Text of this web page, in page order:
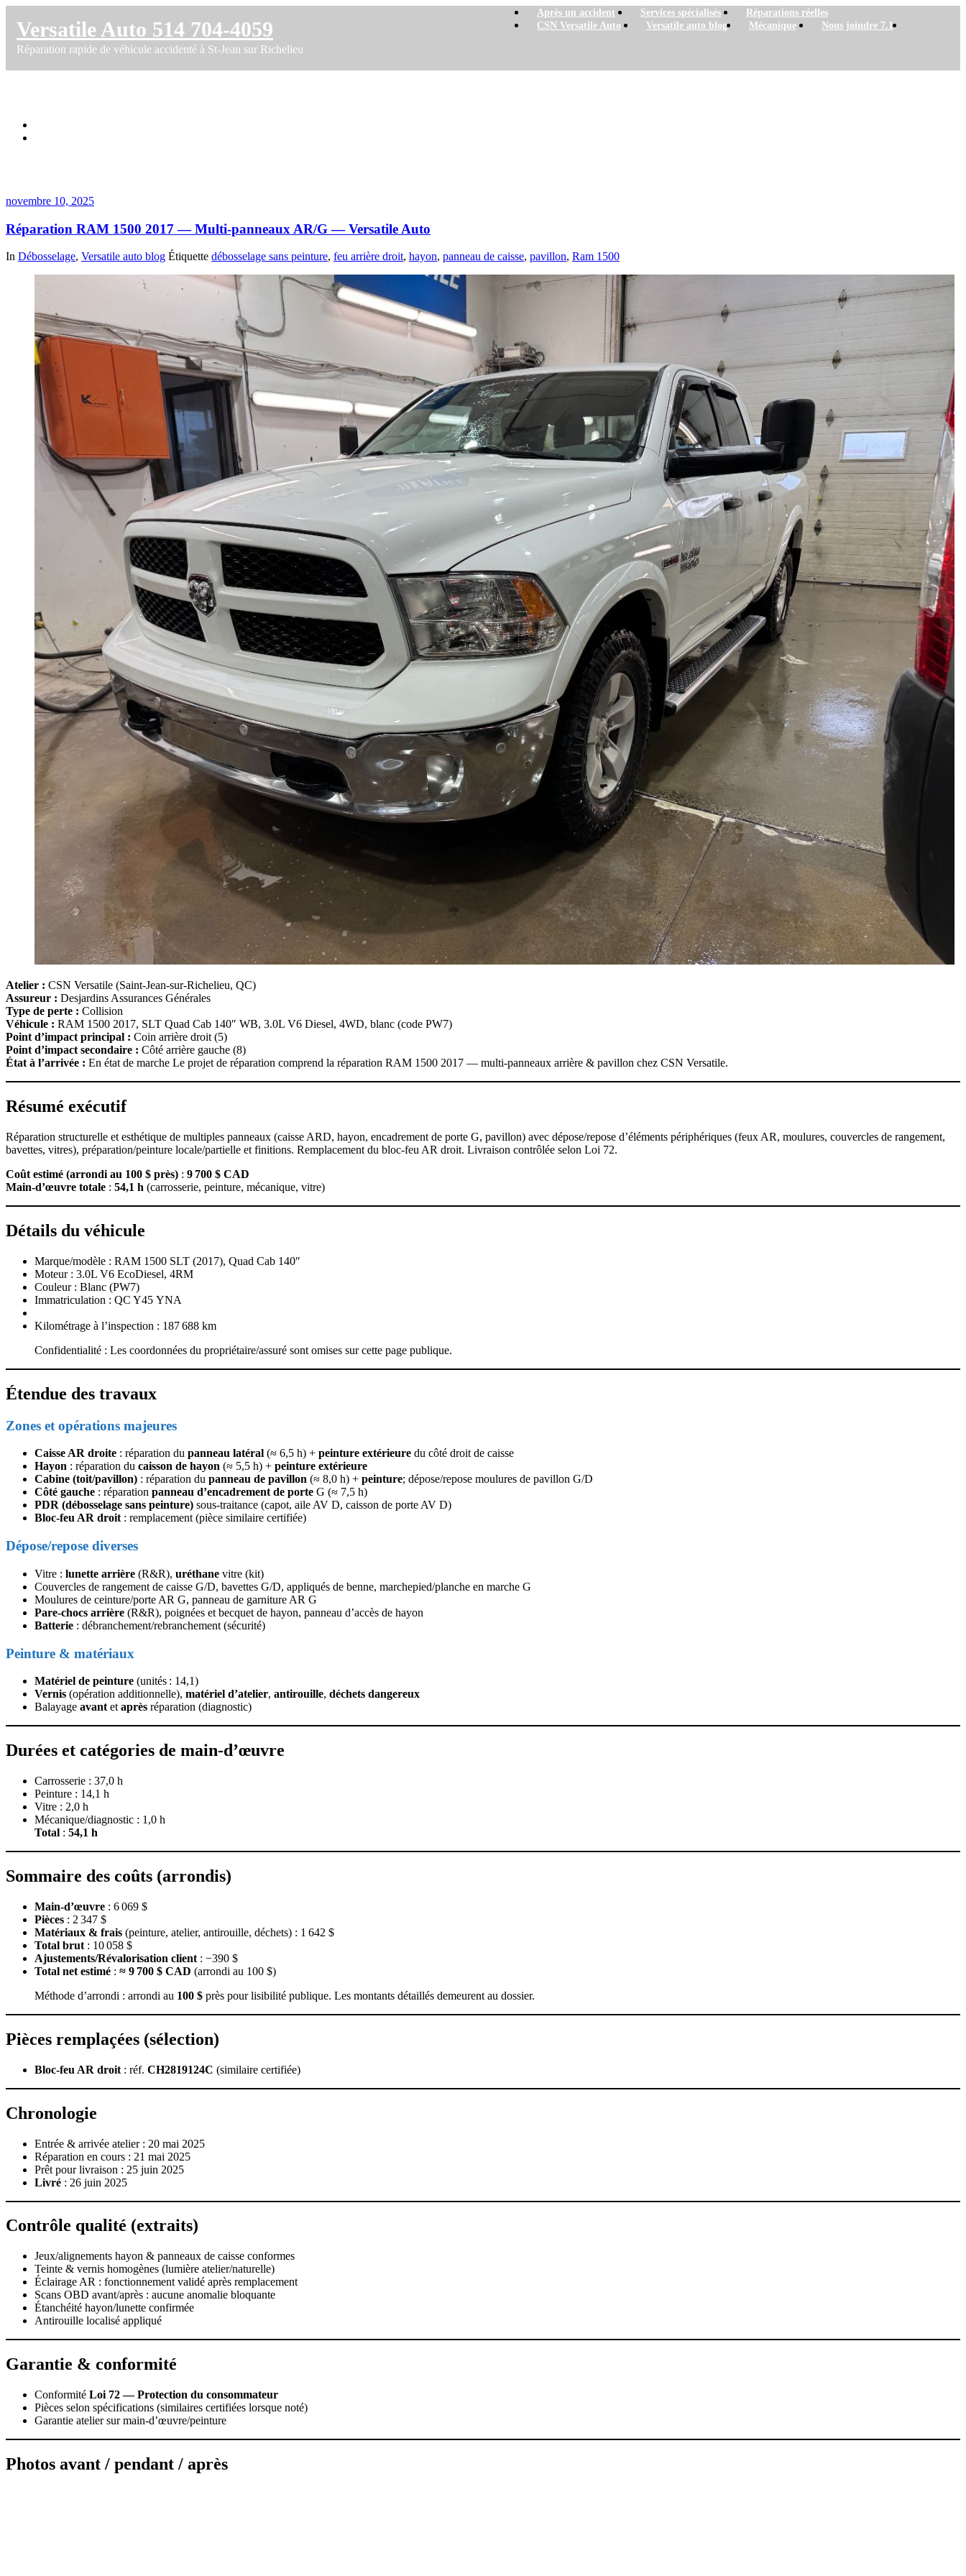
Versatile Auto 514 704-4059
Réparation rapide de véhicule accidenté à St-Jean sur Richelieu
Après un accident Services spécialisés
Réparations réelles
CSN Versatile Auto
Versatile auto blog Mécanique Nous joindre 7.1
novembre 10, 2025
Réparation RAM 1500 2017 — Multi‑panneaux AR/G — Versatile Auto
In Débosselage, Versatile auto blog Étiquette débosselage sans peinture, feu arrière droit, hayon, panneau de caisse, pavillon, Ram 1500
Atelier : CSN Versatile (Saint‑Jean‑sur‑Richelieu, QC)
Assureur : Desjardins Assurances Générales
Type de perte : Collision
Véhicule : RAM 1500 2017, SLT Quad Cab 140″ WB, 3.0L V6 Diesel, 4WD, blanc (code PW7)
Point d’impact principal : Coin arrière droit (5)
Point d’impact secondaire : Côté arrière gauche (8)
État à l’arrivée : En état de marche Le projet de réparation comprend la réparation RAM 1500 2017 — multi‑panneaux arrière & pavillon chez CSN Versatile.
Résumé exécutif
Réparation structurelle et esthétique de multiples panneaux (caisse ARD, hayon, encadrement de porte G, pavillon) avec dépose/repose d’éléments périphériques (feux AR, moulures, couvercles de rangement,
bavettes, vitres), préparation/peinture locale/partielle et finitions. Remplacement du bloc‑feu AR droit. Livraison contrôlée selon Loi 72.
Coût estimé (arrondi au 100 $ près) : 9 700 $ CAD
Main‑d’œuvre totale : 54,1 h (carrosserie, peinture, mécanique, vitre)
Détails du véhicule
Marque/modèle : RAM 1500 SLT (2017), Quad Cab 140″
Moteur : 3.0L V6 EcoDiesel, 4RM
Couleur : Blanc (PW7)
Immatriculation : QC Y45 YNA
Kilométrage à l’inspection : 187 688 km
Confidentialité : Les coordonnées du propriétaire/assuré sont omises sur cette page publique.
Étendue des travaux
Zones et opérations majeures
Caisse AR droite : réparation du panneau latéral (≈ 6,5 h) + peinture extérieure du côté droit de caisse
Hayon : réparation du caisson de hayon (≈ 5,5 h) + peinture extérieure
Cabine (toit/pavillon) : réparation du panneau de pavillon (≈ 8,0 h) + peinture; dépose/repose moulures de pavillon G/D
Côté gauche : réparation panneau d’encadrement de porte G (≈ 7,5 h)
PDR (débosselage sans peinture) sous‑traitance (capot, aile AV D, caisson de porte AV D)
Bloc‑feu AR droit: remplacement (pièce similaire certifiée)
Dépose/repose diverses
Vitre : lunette arrière (R&R), uréthane vitre (kit)
Couvercles de rangement de caisse G/D, bavettes G/D, appliqués de benne, marchepied/planche en marche G
Moulures de ceinture/porte AR G, panneau de garniture AR G
Pare‑chocs arrière (R&R), poignées et becquet de hayon, panneau d’accès de hayon
Batterie : débranchement/rebranchement (sécurité)
Peinture & matériaux
Matériel de peinture (unités : 14,1)
Vernis (opération additionnelle), matériel d’atelier, antirouille, déchets dangereux
Balayage avant et après réparation (diagnostic)
Durées et catégories de main‑d’œuvre
Carrosserie : 37,0 h
Peinture : 14,1 h
Vitre : 2,0 h
Mécanique/diagnostic : 1,0 h
Total : 54,1 h
Sommaire des coûts (arrondis)
Main‑d’œuvre : 6 069 $
Pièces : 2 347 $
Matériaux & frais (peinture, atelier, antirouille, déchets) : 1 642 $
Total brut : 10 058 $
Ajustements/Révalorisation client : −390 $
Total net estimé : ≈ 9 700 $ CAD (arrondi au 100 $)
Méthode d’arrondi : arrondi au 100 $ près pour lisibilité publique. Les montants détaillés demeurent au dossier.
Pièces remplaçées (sélection)
Bloc‑feu AR droit : réf. CH2819124C (similaire certifiée)
Chronologie
Entrée & arrivée atelier : 20 mai 2025
Réparation en cours : 21 mai 2025
Prêt pour livraison : 25 juin 2025
Livré : 26 juin 2025
Contrôle qualité (extraits)
Jeux/alignements hayon & panneaux de caisse conformes
Teinte & vernis homogènes (lumière atelier/naturelle)
Éclairage AR : fonctionnement validé après remplacement
Scans OBD avant/après : aucune anomalie bloquante
Étanchéité hayon/lunette confirmée
Antirouille localisé appliqué
Garantie & conformité
Conformité Loi 72 — Protection du consommateur
Pièces selon spécifications (similaires certifiées lorsque noté)
Garantie atelier sur main‑d’œuvre/peinture
Photos avant / pendant / après